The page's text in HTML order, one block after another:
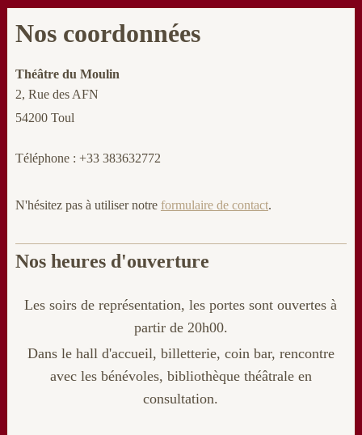
Nos coordonnées
Théâtre du Moulin
2, Rue des AFN
54200 Toul
Téléphone : +33 383632772
N'hésitez pas à utiliser notre formulaire de contact.
Nos heures d'ouverture
Les soirs de représentation, les portes sont ouvertes à
partir de 20h00.
Dans le hall d'accueil, billetterie, coin bar, rencontre
avec les bénévoles, bibliothèque théâtrale en
consultation.